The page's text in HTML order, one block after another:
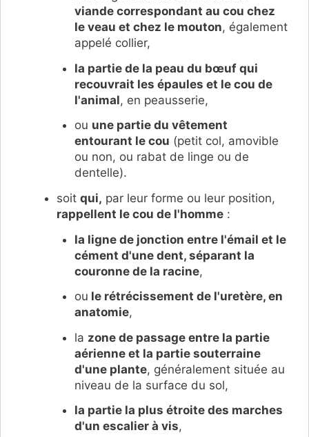
viande correspondant au cou chez
le veau et chez le mouton, également
appelé collier,
la partie de la peau du bœuf qui
recouvrait les épaules et le cou de
l'animal, en peausserie,
ou une partie du vêtement
entourant le cou (petit col, amovible
ou non, ou rabat de linge ou de
dentelle).
soit qui, par leur forme ou leur position,
rappellent le cou de l'homme :
la ligne de jonction entre l'émail et le
cément d'une dent, séparant la
couronne de la racine,
ou le rétrécissement de l'uretère, en
anatomie,
la zone de passage entre la partie
aérienne et la partie souterraine
d'une plante, généralement située au
niveau de la surface du sol,
la partie la plus étroite des marches
d'un escalier à vis,